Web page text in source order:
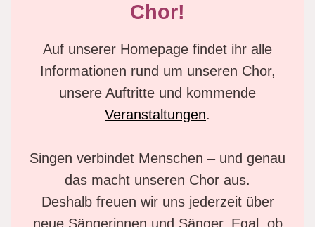
Chor!
Auf unserer Homepage findet ihr alle
Informationen rund um unseren Chor,
unsere Auftritte und kommende
Veranstaltungen.
Singen verbindet Menschen – und genau
das macht unseren Chor aus.
Deshalb freuen wir uns jederzeit über
neue Sängerinnen und Sänger. Egal, ob